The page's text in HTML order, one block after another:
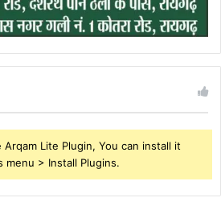
Lite Plugin, You can install it
> Install Plugins.